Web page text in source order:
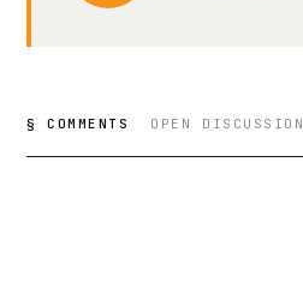
§ COMMENTS OPEN DISCUSSION